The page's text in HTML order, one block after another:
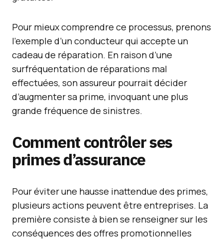
Pour mieux comprendre ce processus, prenons
l’exemple d’un conducteur qui accepte un
cadeau de réparation. En raison d’une
surfréquentation de réparations mal
effectuées, son assureur pourrait décider
d’augmenter sa prime, invoquant une plus
grande fréquence de sinistres.
Comment contrôler ses
primes d’assurance
Pour éviter une hausse inattendue des primes,
plusieurs actions peuvent être entreprises. La
première consiste à bien se renseigner sur les
conséquences des offres promotionnelles